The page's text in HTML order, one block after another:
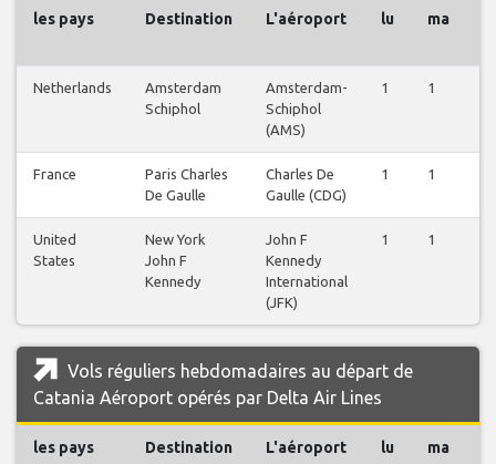
les pays Destination L'aéroport lu ma
Netherlands
Amsterdam
Schiphol
Amsterdam-
Schiphol
(AMS)
1 1
France
Paris Charles
De Gaulle
Charles De
Gaulle (CDG)
1 1
United
States
New York
John F
Kennedy
John F
Kennedy
International
(JFK)
1 1
Vols réguliers hebdomadaires au départ de
Catania Aéroport opérés par Delta Air Lines
les pays Destination L'aéroport lu ma